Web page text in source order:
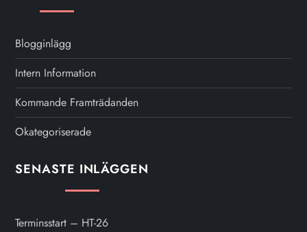
Blogginlägg
Intern Information
Kommande Framträdanden
Okategoriserade
SENASTE INLÄGGEN
Terminsstart – HT-26